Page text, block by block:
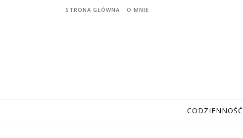
STRONA GŁÓWNA O MNIE
CODZIENNOŚĆ